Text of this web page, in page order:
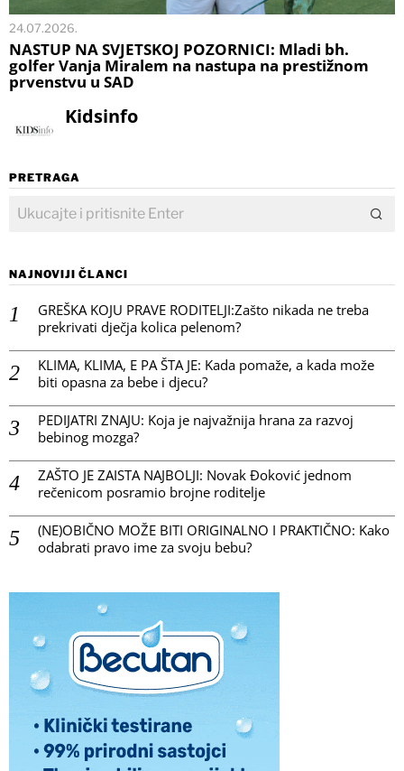
24.07.2026.
NASTUP NA SVJETSKOJ POZORNICI: Mladi bh.
golfer Vanja Miralem na nastupa na prestižnom
prvenstvu u SAD
Kidsinfo
PRETRAGA
NAJNOVIJI ČLANCI
GREŠKA KOJU PRAVE RODITELJI:Zašto nikada ne treba
prekrivati dječja kolica pelenom?
KLIMA, KLIMA, E PA ŠTA JE: Kada pomaže, a kada može
biti opasna za bebe i djecu?
PEDIJATRI ZNAJU: Koja je najvažnija hrana za razvoj
bebinog mozga?
ZAŠTO JE ZAISTA NAJBOLJI: Novak Đoković jednom
rečenicom posramio brojne roditelje
(NE)OBIČNO MOŽE BITI ORIGINALNO I PRAKTIČNO: Kako
odabrati pravo ime za svoju bebu?